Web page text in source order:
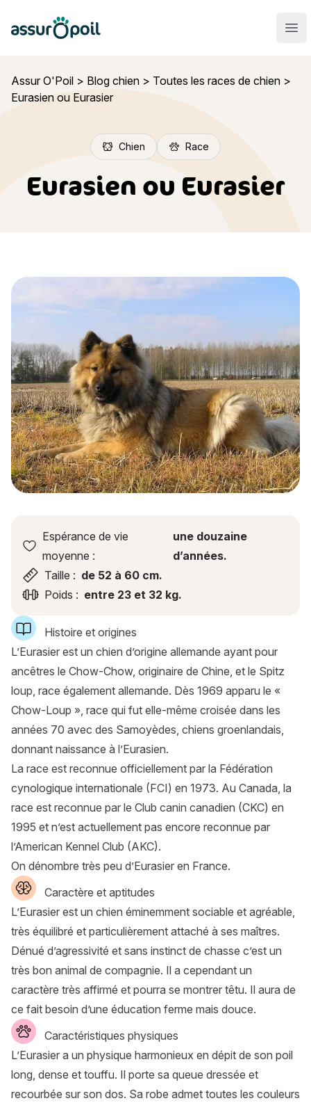
Assur O'Poil
Assur O'Poil > Blog chien > Toutes les races de chien >
Eurasien ou Eurasier
Chien Race
Eurasien ou Eurasier
Eurasien ou Eurasier
Espérance de vie
moyenne :
une douzaine
d’années.
Taille : de 52 à 60 cm.
Poids : entre 23 et 32 kg.
Histoire et origines
L’Eurasier est un chien d’origine allemande ayant pour
ancêtres le Chow-Chow, originaire de Chine, et le Spitz
loup, race également allemande. Dès 1969 apparu le «
Chow-Loup », race qui fut elle-même croisée dans les
années 70 avec des Samoyèdes, chiens groenlandais,
donnant naissance à l’Eurasien.
La race est reconnue officiellement par la Fédération
cynologique internationale (FCI) en 1973. Au Canada, la
race est reconnue par le Club canin canadien (CKC) en
1995 et n’est actuellement pas encore reconnue par
l’American Kennel Club (AKC).
On dénombre très peu d’Eurasier en France.
Caractère et aptitudes
L’Eurasier est un chien éminemment sociable et agréable,
très équilibré et particulièrement attaché à ses maîtres.
Dénué d’agressivité et sans instinct de chasse c’est un
très bon animal de compagnie. Il a cependant un
caractère très affirmé et pourra se montrer têtu. Il aura de
ce fait besoin d’une éducation ferme mais douce.
Caractéristiques physiques
L’Eurasier a un physique harmonieux en dépit de son poil
long, dense et touffu. Il porte sa queue dressée et
recourbée sur son dos. Sa robe admet toutes les couleurs